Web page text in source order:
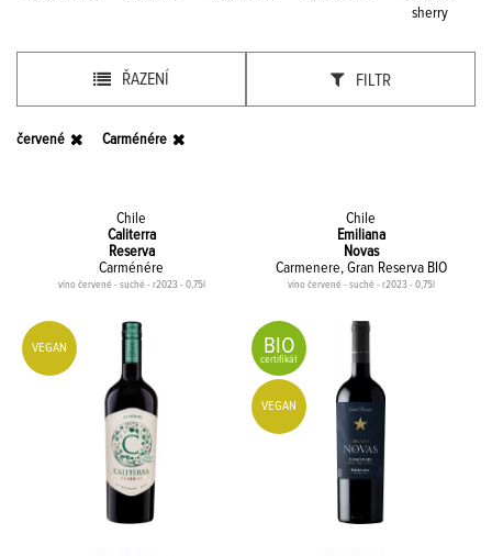
sherry
ŘAZENÍ FILTR
červené Carménére
Chile
Caliterra
Reserva
Carménére
víno červené - suché - r2023 - 0,75l
VEGAN
Chile
Emiliana
Novas
Carmenere, Gran Reserva BIO
víno červené - suché - r2023 - 0,75l
BIO
certifikát
VEGAN